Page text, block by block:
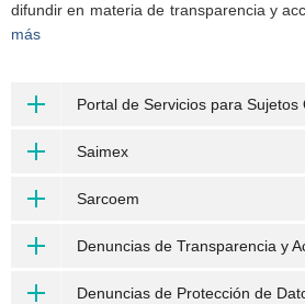
difundir en materia de transparencia y
más
Portal de Servicios para Sujetos
Saimex
Sarcoem
Denuncias de Transparencia y
Denuncias de Protección de